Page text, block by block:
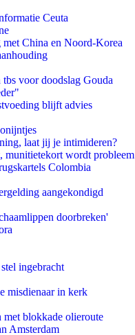
Ceuta
China en Noord-Korea
tbs voor doodslag Gouda
blijft advies
laat jij je intimideren?
munitietekort wordt probleem
Colombia
aangekondigd
doorbreken'
ingebracht
misdienaar in kerk
met blokkade olieroute
Amsterdam